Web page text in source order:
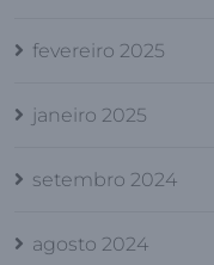
fevereiro 2025
janeiro 2025
setembro 2024
agosto 2024